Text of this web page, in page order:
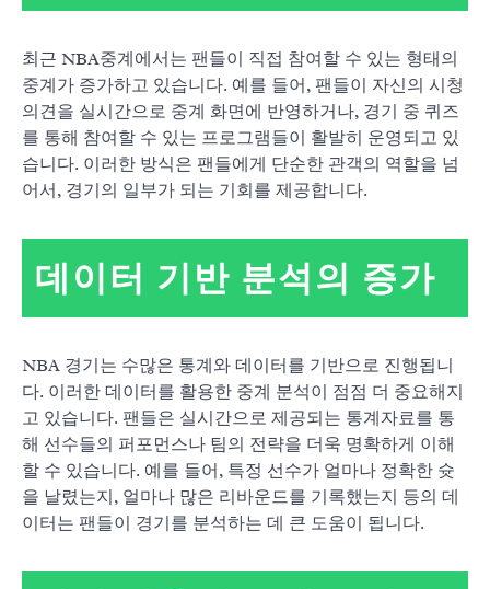
최근 NBA중계에서는 팬들이 직접 참여할 수 있는 형태의
중계가 증가하고 있습니다. 예를 들어, 팬들이 자신의 시청
의견을 실시간으로 중계 화면에 반영하거나, 경기 중 퀴즈
를 통해 참여할 수 있는 프로그램들이 활발히 운영되고 있
습니다. 이러한 방식은 팬들에게 단순한 관객의 역할을 넘
어서, 경기의 일부가 되는 기회를 제공합니다.
데이터 기반 분석의 증가
NBA 경기는 수많은 통계와 데이터를 기반으로 진행됩니
다. 이러한 데이터를 활용한 중계 분석이 점점 더 중요해지
고 있습니다. 팬들은 실시간으로 제공되는 통계자료를 통
해 선수들의 퍼포먼스나 팀의 전략을 더욱 명확하게 이해
할 수 있습니다. 예를 들어, 특정 선수가 얼마나 정확한 슛
을 날렸는지, 얼마나 많은 리바운드를 기록했는지 등의 데
이터는 팬들이 경기를 분석하는 데 큰 도움이 됩니다.